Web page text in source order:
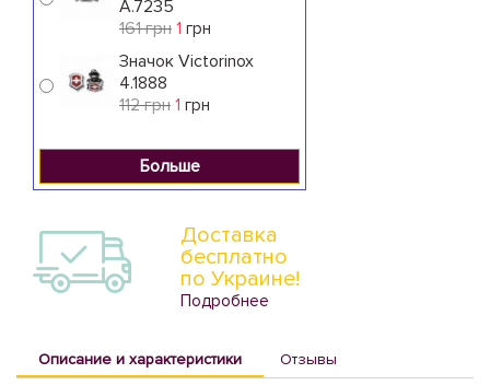
A.7235
161 грн 1 грн
Значок Victorinox
4.1888
112 грн 1 грн
Больше
Доставка
бесплатно
по Украине!
Подробнее
Описание и характеристики Отзывы